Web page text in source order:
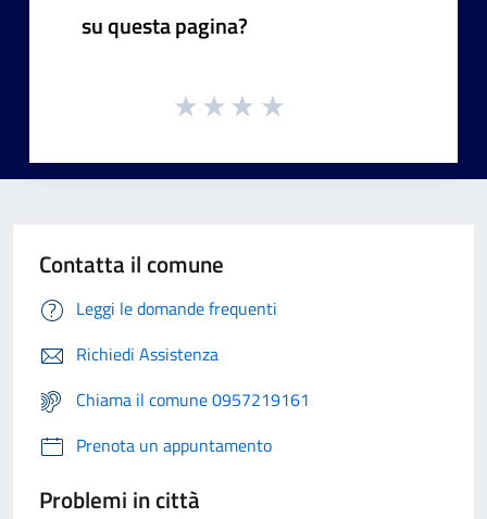
su questa pagina?
Contatta il comune
Leggi le domande frequenti
Richiedi Assistenza
Chiama il comune 0957219161
Prenota un appuntamento
Problemi in città